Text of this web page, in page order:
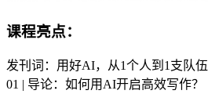
课程亮点：
发刊词：用好AI，从1个人到1支队伍
01 | 导论：如何用AI开启高效写作？